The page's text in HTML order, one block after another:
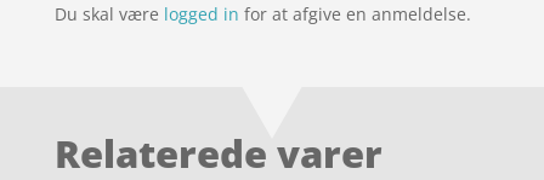
Du skal være logged in for at afgive en anmeldelse.
Relaterede varer